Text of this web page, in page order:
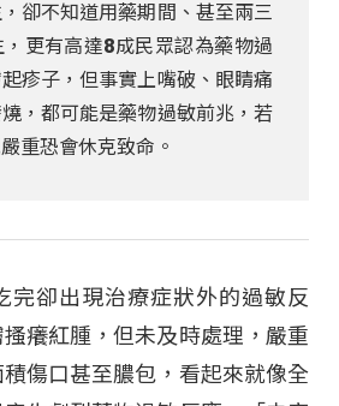
卻不知道用藥期間、甚至兩三
更有高達8成民眾認為藥物過
疹子，但事實上嘴破、眼睛痛
，都可能是藥物過敏前兆，若
重恐會休克致命。
完卻出現治療症狀外的過敏反
癢紅腫，但未及時處理，嚴重
傷口甚至膿包，看起來就像全